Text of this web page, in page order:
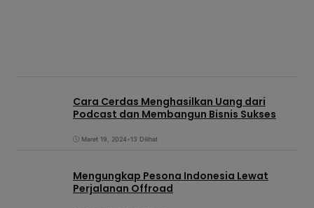
Cara Cerdas Menghasilkan Uang dari
Podcast dan Membangun Bisnis Sukses
Maret 19, 2024•13 Dilihat
Mengungkap Pesona Indonesia Lewat
Perjalanan Offroad